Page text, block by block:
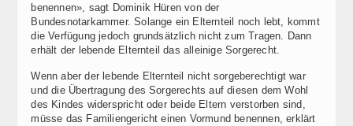
benennen», sagt Dominik Hüren von der
Bundesnotarkammer. Solange ein Elternteil noch lebt, kommt
die Verfügung jedoch grundsätzlich nicht zum Tragen. Dann
erhält der lebende Elternteil das alleinige Sorgerecht.
Wenn aber der lebende Elternteil nicht sorgeberechtigt war
und die Übertragung des Sorgerechts auf diesen dem Wohl
des Kindes widerspricht oder beide Eltern verstorben sind,
müsse das Familiengericht einen Vormund benennen, erklärt